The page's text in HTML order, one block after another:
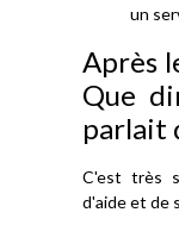
un
Après
Que
parlait
C'est très
d'aide et de